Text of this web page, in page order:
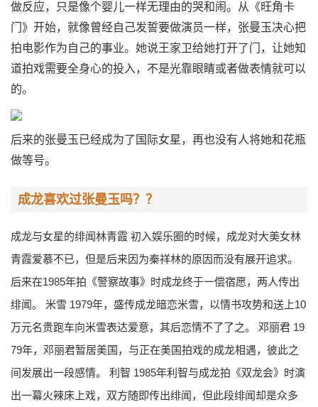
做反应，只是像个婴儿一样无理由的哭和闹。从《旺角卡
门》开始，就像曾经自己发誓要做演员一样，张曼玉决心把
拍电影作为自己的事业。她说王家卫给她打开了门，让她知
道拍戏需要全身心的投入，不是光靠眼睛或者做表情就可以
的。
后来的张曼玉已经成为了国际女星，再也没有人将她和花瓶
做等号。
成龙喜欢过张曼玉吗？？
成龙与女星的绯闻林青霞 初入娱乐圈的时候，成龙对大美女林
青霞爱慕不已，但是后来因为秦祥林的原因而没有展开追求。
后来在1985年拍《警察故事》时成龙终于一偿宿愿，两人传出
绯闻。 米雪 1979年，盛传成龙暗恋米雪，以情书攻势和送上10
万元名贵跑车向米雪表达爱意，其后恋情不了了之。 邓丽君 19
79年，邓丽君暂居美国，与正在美国拍戏的成龙相遇，彼此之
间发展出一段感情。 利智 1985年利智与成龙拍《双龙会》时演
出一幕火辣床上戏，双方随即传出绯闻，但此段绯闻却是众多